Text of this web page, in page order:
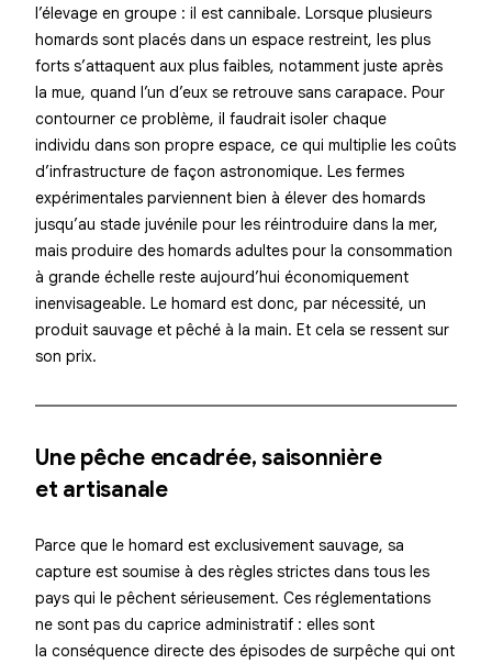
l’élevage en groupe : il est cannibale. Lorsque plusieurs
homards sont placés dans un espace restreint, les plus
forts s’attaquent aux plus faibles, notamment juste après
la mue, quand l’un d’eux se retrouve sans carapace. Pour
contourner ce problème, il faudrait isoler chaque
individu dans son propre espace, ce qui multiplie les coûts
d’infrastructure de façon astronomique. Les fermes
expérimentales parviennent bien à élever des homards
jusqu’au stade juvénile pour les réintroduire dans la mer,
mais produire des homards adultes pour la consommation
à grande échelle reste aujourd’hui économiquement
inenvisageable. Le homard est donc, par nécessité, un
produit sauvage et pêché à la main. Et cela se ressent sur
son prix.
Une pêche encadrée, saisonnière
et artisanale
Parce que le homard est exclusivement sauvage, sa
capture est soumise à des règles strictes dans tous les
pays qui le pêchent sérieusement. Ces réglementations
ne sont pas du caprice administratif : elles sont
la conséquence directe des épisodes de surpêche qui ont